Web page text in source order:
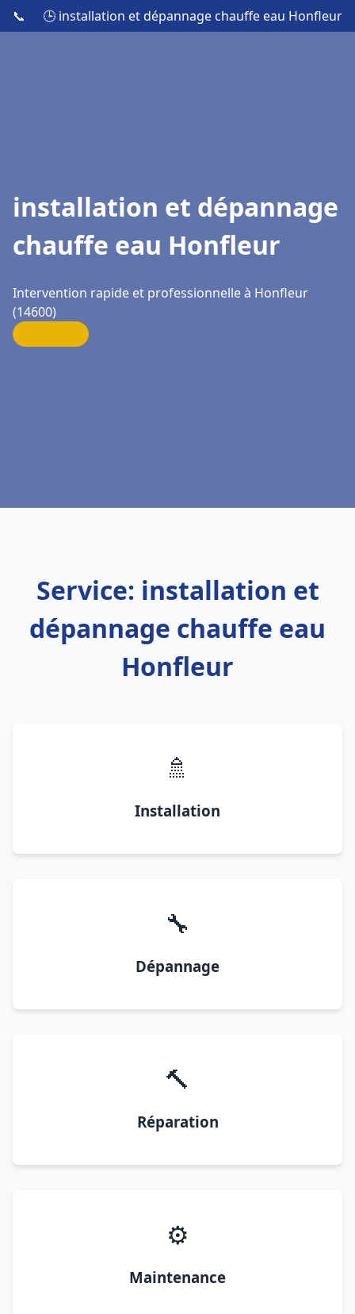
📞 🕒 installation et dépannage chauffe eau Honfleur
installation et dépannage
chauffe eau Honfleur
Intervention rapide et professionnelle à Honfleur
(14600)
Service: installation et
dépannage chauffe eau
Honfleur
🚿
Installation
🔧
Dépannage
🔨
Réparation
⚙️
Maintenance